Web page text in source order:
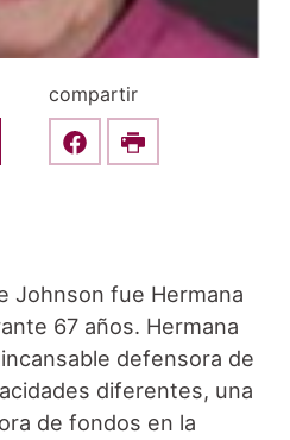
compartir
Share this on Facebook
Print
Johnson fue Hermana
67 años. Hermana
defensora de
diferentes, una
de fondos en la